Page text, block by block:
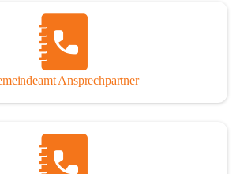
Ansprechpartner